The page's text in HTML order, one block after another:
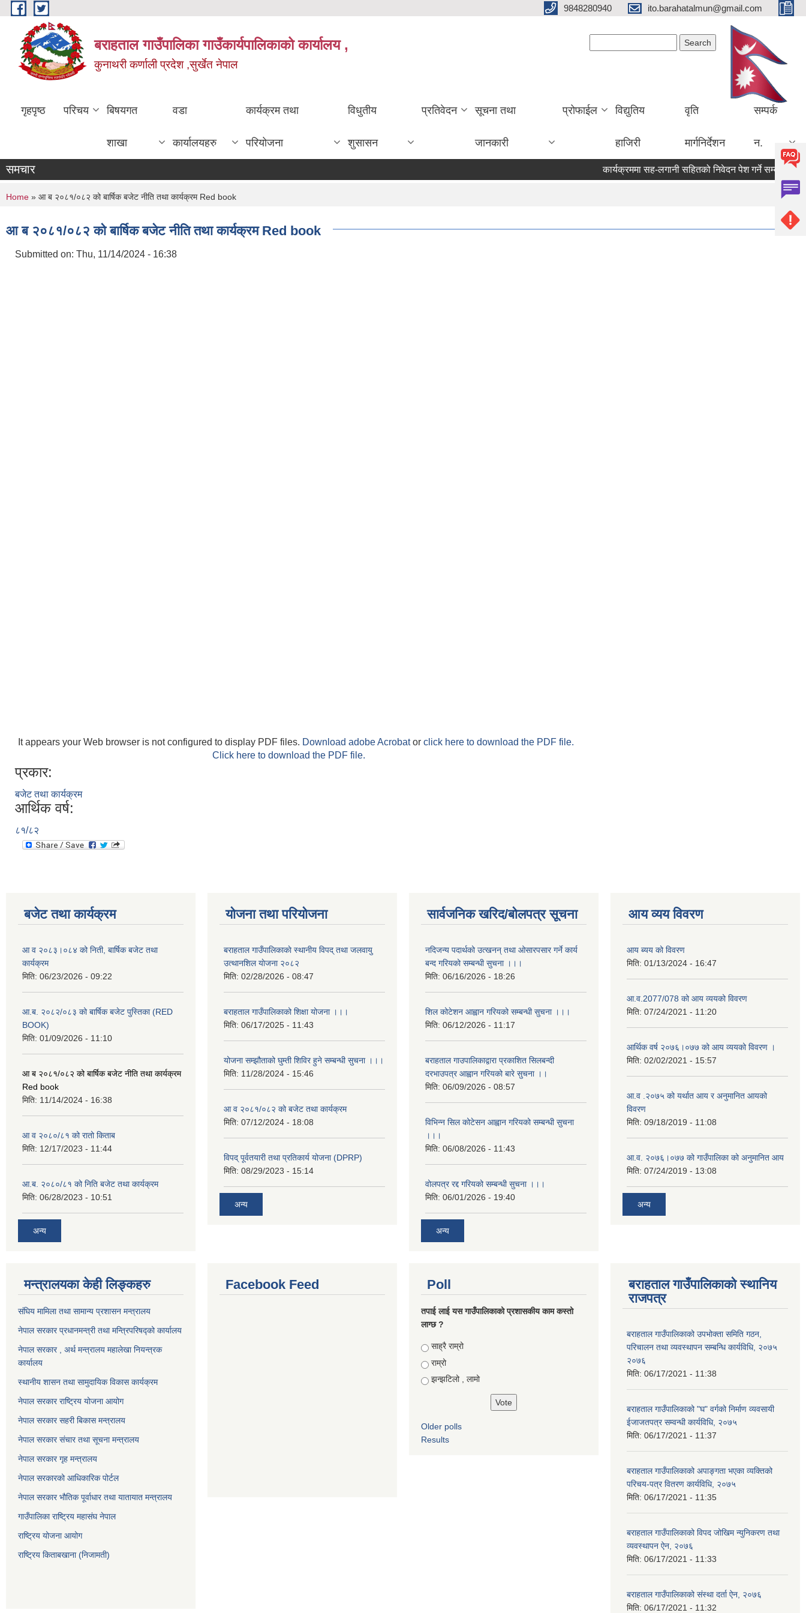
Skip to main content 9848280940 ito.barahatalmun@gmail.com
बराहताल गाउँपालिका गाउँकार्यपालिकाको कार्यालय ,
कुनाथरी कर्णाली प्रदेश ,सुर्खेत नेपाल
गृहपृष्ठ परिचय बिषयगत
शाखा
वडा
कार्यालयहरु
कार्यक्रम तथा
परियोजना
विधुतीय
शुसासन
प्रतिवेदन सूचना तथा
जानकारी
प्रोफाईल विद्युतिय
हाजिरी
वृति
मार्गनिर्देशन
सम्पर्क
न.
समचार कार्यक्रममा सह-लगानी सहितको निवेदन पेश गर्ने सम्बन्धी सूचना
You are here
Home » आ ब २०८१/०८२ को बार्षिक बजेट नीति तथा कार्यक्रम Red book
आ ब २०८१/०८२ को बार्षिक बजेट नीति तथा कार्यक्रम Red book
Submitted on: Thu, 11/14/2024 - 16:38
It appears your Web browser is not configured to display PDF files. Download adobe Acrobator click here to download the PDF file.
Click here to download the PDF file.
प्रकार:
बजेट तथा कार्यक्रम
आर्थिक वर्ष:
८१/८२
बजेट तथा कार्यक्रम
आ व २०८३।०८४ को निती, बार्षिक बजेट तथा
कार्यक्रम
मिति: 06/23/2026 - 09:22
आ.ब. २०८२/०८३ को बार्षिक बजेट पुस्तिका (RED
BOOK)
मिति: 01/09/2026 - 11:10
आ ब २०८१/०८२ को बार्षिक बजेट नीति तथा कार्यक्रम
Red book
मिति: 11/14/2024 - 16:38
आ व २०८०/८१ को रातो किताब
मिति: 12/17/2023 - 11:44
आ.ब. २०८०/८१ को निति बजेट तथा कार्यक्रम
मिति: 06/28/2023 - 10:51
अन्य
योजना तथा परियोजना
बराहताल गाउँपालिकाकाे स्थानीय विपद् तथा जलवायु
उत्थानशिल याेजना २०८२
मिति: 02/28/2026 - 08:47
बराहताल गाउँपालिकाको शिक्षा योजना ।।।
मिति: 06/17/2025 - 11:43
योजना सम्झौताको घुम्ती शिविर हुने सम्बन्धी सुचना ।।।
मिति: 11/28/2024 - 15:46
आ व २०८१/०८२ को बजेट तथा कार्यक्रम
मिति: 07/12/2024 - 18:08
विपद् पूर्वतयारी तथा प्रतिकार्य योजना (DPRP)
मिति: 08/29/2023 - 15:14
अन्य
सार्वजनिक खरिद/बोलपत्र सूचना
नदिजन्य पदार्थको उत्खनन् तथा ओसारपसार गर्ने कार्य
बन्द गरियको सम्बन्धी सुचना ।।।
मिति: 06/16/2026 - 18:26
शिल कोटेशन आह्वान गरियको सम्बन्धी सुचना ।।।
मिति: 06/12/2026 - 11:17
बराहताल गाउपालिकाद्वारा प्रकाशित सिलबन्दी
दरभाउपत्र आह्वान गरियको बारे सुचना ।।
मिति: 06/09/2026 - 08:57
विभिन्न सिल कोटेसन आह्वान गरियको सम्बन्धी सुचना
।।।
मिति: 06/08/2026 - 11:43
वोलपत्र रद्द गरियको सम्बन्धी सुचना ।।।
मिति: 06/01/2026 - 19:40
अन्य
आय व्यय विवरण
आय ब्यय को विवरण
मिति: 01/13/2024 - 16:47
आ.व.2077/078 को आय व्ययको विवरण
मिति: 07/24/2021 - 11:20
आर्थिक वर्ष २०७६।०७७ को आय व्ययको विवरण ।
मिति: 02/02/2021 - 15:57
आ.व .२०७५ को यर्थात आय र अनुमानित आयको
विवरण
मिति: 09/18/2019 - 11:08
आ.व. २०७६।०७७ को गाउँपालिका को अनुमानित आय
मिति: 07/24/2019 - 13:08
अन्य
मन्त्रालयका केही लिङ्कहरु
संघिय मामिला तथा सामान्य प्रशासन मन्त्रालय
नेपाल सरकार प्रधानमन्त्री तथा मन्त्रिपरिषद्को कार्यालय
नेपाल सरकार , अर्थ मन्त्रालय महालेखा नियन्त्रक
कार्यालय
स्थानीय शासन तथा सामुदायिक विकास कार्यक्रम
नेपाल सरकार राष्ट्रिय योजना आयोग
नेपाल सरकार सहरी बिकास मन्त्रालय
नेपाल सरकार संचार तथा सूचना मन्त्रालय
नेपाल सरकार गृह मन्त्रालय
नेपाल सरकारको आधिकारिक पोर्टल
नेपाल सरकार भौतिक पूर्वाधार तथा यातायात मन्त्रालय
गाउँपालिका राष्ट्रिय महासंघ नेपाल
राष्ट्रिय योजना आयोग
राष्ट्रिय किताबखाना (निजामती)
Facebook Feed Poll
तपाई लाई यस गाउँपालिकाको प्रशासकीय काम कस्तो
लाग्छ ?
Choices
साह्रै राम्रो
राम्रो
झन्झटिलो , लामो
Older polls
Results
बराहताल गाउँपालिकाको स्थानिय
राजपत्र
बराहताल गाउँपालिकाको उपभोक्ता समिति गठन,
परिचालन तथा व्यवस्थापन सम्बन्धि कार्यविधि, २०७५
२०७६
मिति: 06/17/2021 - 11:38
बराहताल गाउँपालिकाको "घ" वर्गको निर्माण व्यवसायी
ईजाजतपत्र सम्वन्धी कार्यविधि, २०७५
मिति: 06/17/2021 - 11:37
बराहताल गाउँपालिकाको अपाङ्गता भएका व्यक्तिको
परिचय-पत्र वितरण कार्यविधि, २०७५
मिति: 06/17/2021 - 11:35
बराहताल गाउँपालिकाको विपद जोखिम न्युनिकरण तथा
व्यवस्थापन ऐन, २०७६
मिति: 06/17/2021 - 11:33
बराहताल गाउँपालिकाको संस्था दर्ता ऐन, २०७६
मिति: 06/17/2021 - 11:32